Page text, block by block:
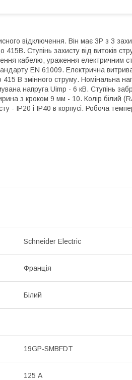
відключення. Він має 3P з 3
415В. Ступінь захисту від витоків
кабелю, ураження електричним
EN 61009. Електрична
В змінного струму. Номінальна
напруга Uimp - 6 кВ. Ступінь
з кроком 9 мм - 10. Колір білий
- IP20 і IP40 в корпусі. Робоча
Schneider Electric
Франція
Білий
19GP-SMBFDT
125 А